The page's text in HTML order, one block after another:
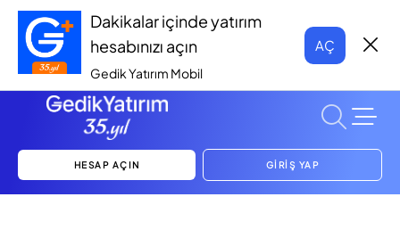
Dakikalar içinde yatırım
hesabınızı açın
Gedik Yatırım Mobil
AÇ
HESAP AÇIN GİRİŞ YAP